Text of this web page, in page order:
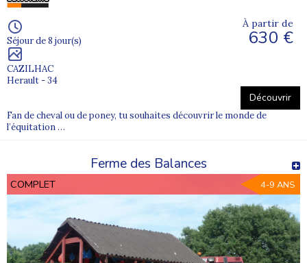
Séjour de 8 jour(s)
CAZILHAC
Herault - 34
À partir de
630 €
Découvrir
Fan de cheval ou de poney, tu souhaites découvrir le monde de
l’équitation …
Ferme des Balances
COMPLET 4-9 ANS